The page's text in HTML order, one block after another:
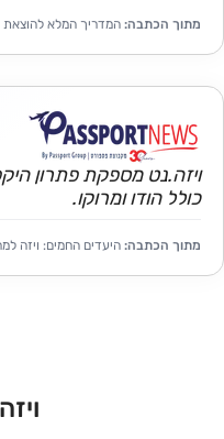
מתוך הכתבה: המדריך המלא להוצאת
ויזה.נט מספקת פתרון
כולל הודו ומרוקו.
מתוך הכתבה: היעדים החמים: ויזה